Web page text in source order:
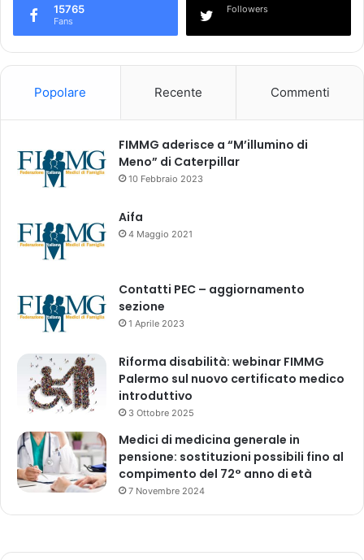
e
a
t
15765
Fans
Followers
Popolare Recente Commenti
FIMMG aderisce a “M’illumino di
Meno” di Caterpillar
10 Febbraio 2023
Aifa
4 Maggio 2021
Contatti PEC – aggiornamento
sezione
1 Aprile 2023
Riforma disabilità: webinar FIMMG
Palermo sul nuovo certificato medico
introduttivo
3 Ottobre 2025
Medici di medicina generale in
pensione: sostituzioni possibili fino al
compimento del 72° anno di età
7 Novembre 2024